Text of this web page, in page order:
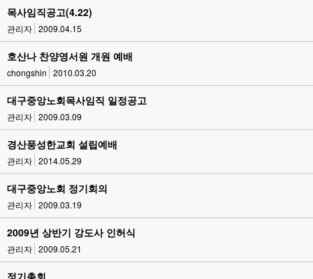
목사임직공고(4.22)
관리자 2009.04.15
호산나 찬양영서원 개원 예배
chongshin 2010.03.20
대구중앙노회목사임직 일정공고
관리자 2009.03.09
경산풍성한교회 설립예배
관리자 2014.05.29
대구중앙노회 정기회의
관리자 2009.03.19
2009년 상반기 강도사 인허식
관리자 2009.05.21